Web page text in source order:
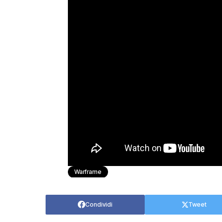
Warframe
Condividi Tweet